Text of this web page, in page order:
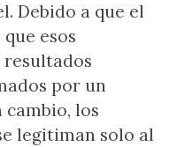
Debido a que el
esos
por un
los
legitiman solo al